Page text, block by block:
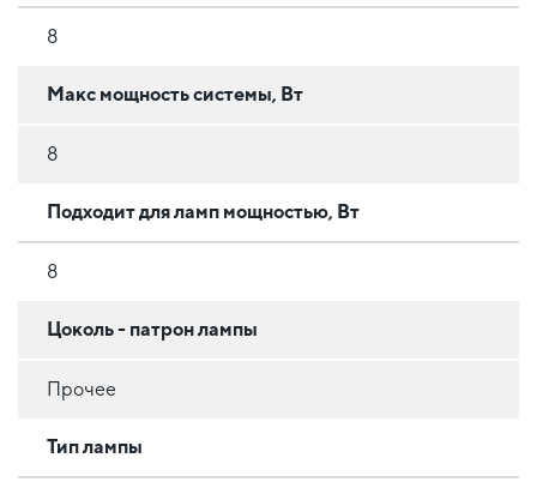
8
Макс мощность системы, Вт
8
Подходит для ламп мощностью, Вт
8
Цоколь - патрон лампы
Прочее
Тип лампы